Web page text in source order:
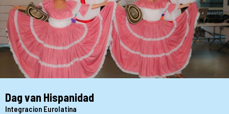
Dag van Hispanidad
Integracion Eurolatina